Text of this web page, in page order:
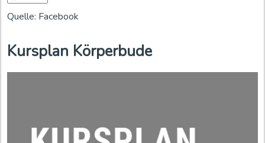
Quelle: Facebook
Kursplan Körperbude